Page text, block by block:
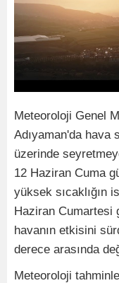
Meteoroloji Genel
Adıyaman'da hava
üzerinde
12 Haziran Cuma
yüksek sıcaklığın
Haziran Cumartesi
havanın etkisini
derece arasında
Meteoroloji